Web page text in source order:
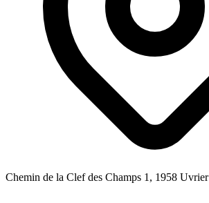
Chemin de la Clef des Champs 1, 1958 Uvrier